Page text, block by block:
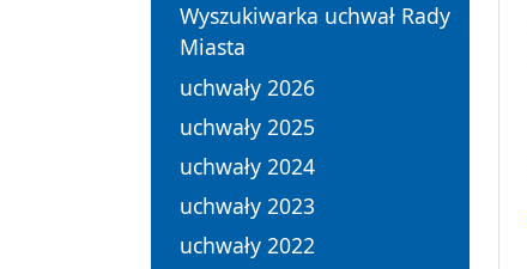
Wyszukiwarka uchwał Rady
Miasta
uchwały 2026
uchwały 2025
uchwały 2024
uchwały 2023
uchwały 2022